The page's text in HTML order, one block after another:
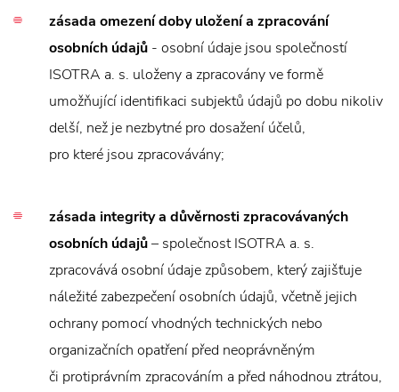
zásada omezení doby uložení a zpracování
osobních údajů - osobní údaje jsou společností
ISOTRA a. s. uloženy a zpracovány ve formě
umožňující identifikaci subjektů údajů po dobu nikoliv
delší, než je nezbytné pro dosažení účelů,
pro které jsou zpracovávány;
zásada integrity a důvěrnosti zpracovávaných
osobních údajů– společnost ISOTRA a. s.
zpracovává osobní údaje způsobem, který zajišťuje
náležité zabezpečení osobních údajů, včetně jejich
ochrany pomocí vhodných technických nebo
organizačních opatření před neoprávněným
či protiprávním zpracováním a před náhodnou ztrátou,